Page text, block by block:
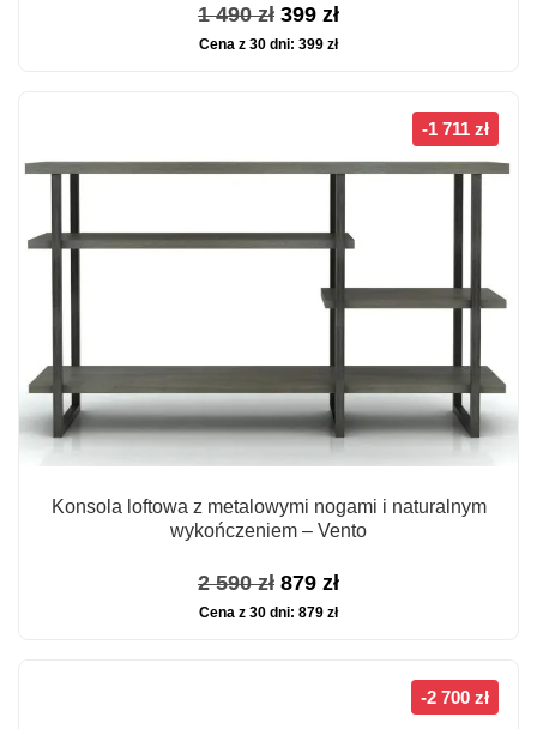
1 490zł Pierwotna
cena
490 zł.
399 złAktualna
cena
Cena z 30 dni: 399 zł
-1 711 zł
Konsola loftowa z metalowymi nogami i naturalnym
wykończeniem – Vento
2 590zł Pierwotna
cena
879 złAktualna
cena
Cena z 30 dni: 879 zł
-2 700 zł